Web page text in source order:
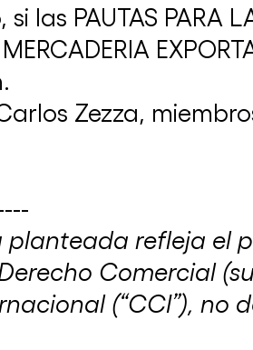
ICC
CAC
las PAUTAS PARA
MERCADERIA
Zezza,
refleja el
Comercial
(“CCI”),